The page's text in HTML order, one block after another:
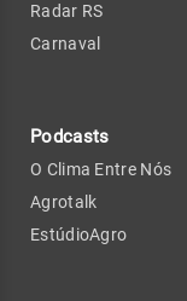
Radar RS
Carnaval
Podcasts
O Clima Entre Nós
Agrotalk
EstúdioAgro